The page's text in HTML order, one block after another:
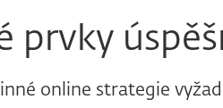
prvky
online strategie